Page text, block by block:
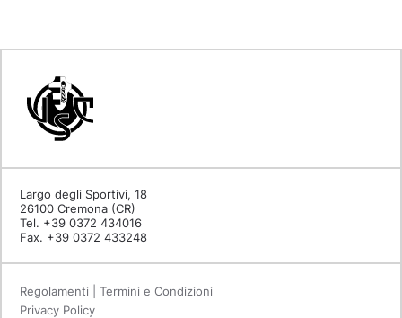
Largo degli Sportivi, 18
26100 Cremona (CR)
Tel. +39 0372 434016
Fax. +39 0372 433248
Regolamenti | Termini e Condizioni
Privacy Policy